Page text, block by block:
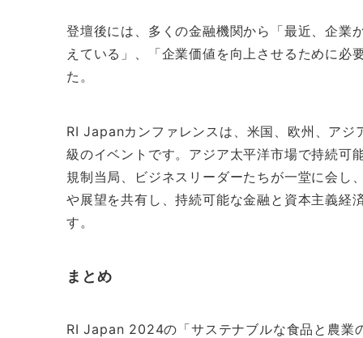
登壇後には、多くの金融機関から「最近、企業
えている」、「企業価値を向上させるために
た。
RI Japanカンファレンスは、米国、欧州、ア
級のイベントです。アジア太平洋市場で持続可
規制当局、ビジネスリーダーたちが一堂に会し
や展望を共有し、持続可能な金融と資本主義経
す。
まとめ
RI Japan 2024の「サステナブルな食品と農業